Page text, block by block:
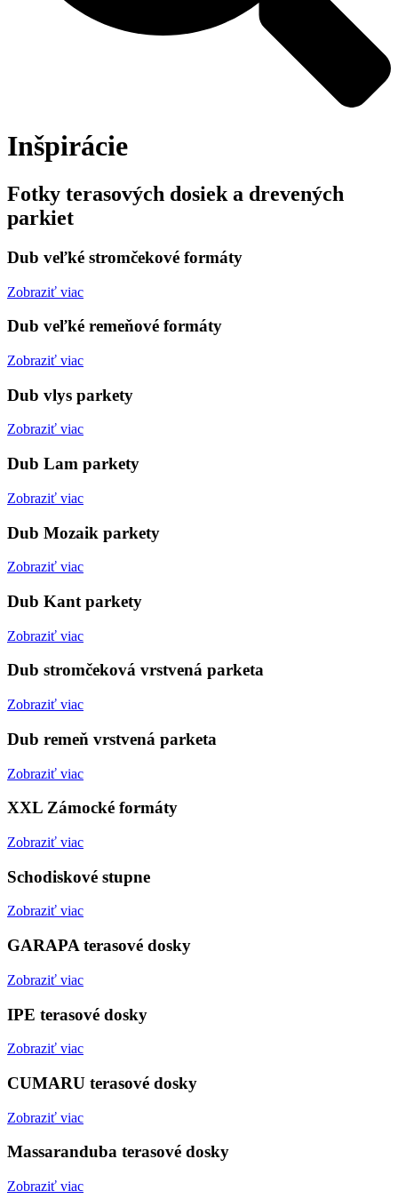
Inšpirácie
Fotky terasových dosiek a drevených
parkiet
Dub veľké stromčekové formáty
Zobraziť viac
Dub veľké remeňové formáty
Zobraziť viac
Dub vlys parkety
Zobraziť viac
Dub Lam parkety
Zobraziť viac
Dub Mozaik parkety
Zobraziť viac
Dub Kant parkety
Zobraziť viac
Dub stromčeková vrstvená parketa
Zobraziť viac
Dub remeň vrstvená parketa
Zobraziť viac
XXL Zámocké formáty
Zobraziť viac
Schodiskové stupne
Zobraziť viac
GARAPA terasové dosky
Zobraziť viac
IPE terasové dosky
Zobraziť viac
CUMARU terasové dosky
Zobraziť viac
Massaranduba terasové dosky
Zobraziť viac